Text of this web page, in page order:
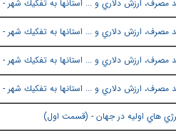
مصرف، ارزش دلاري و ... استانها به تفكيك شهر
مصرف، ارزش دلاري و ... استانها به تفكيك شهر
مصرف، ارزش دلاري و ... استانها به تفكيك شهر
مصرف، ارزش دلاري و ... استانها به تفكيك شهر
هاي اوليه در جهان - (قسمت اول)